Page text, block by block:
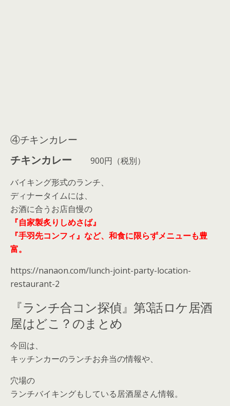
④チキンカレー
チキンカレー
900円（税別）
バイキング形式のランチ、
ディナータイムには、
お酒に合うお店自慢の
『自家製炙りしめさば』
『手羽先コンフィ』など、和食に限らずメニューも豊
富。
https://nanaon.com/lunch-joint-party-location-
restaurant-2
『ランチ合コン探偵』第3話ロケ居酒
屋はどこ？のまとめ
今回は、
キッチンカーのランチお弁当の情報や、
穴場の
ランチバイキングもしている居酒屋さん情報。